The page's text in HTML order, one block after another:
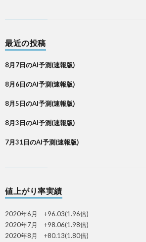
最近の投稿
8月7日のAI予測(速報版)
8月6日のAI予測(速報版)
8月5日のAI予測(速報版)
8月3日のAI予測(速報版)
7月31日のAI予測(速報版)
値上がり率実績
2020年6月 +96.03(1.96倍)
2020年7月 +98.06(1.98倍)
2020年8月 +80.13(1.80倍)